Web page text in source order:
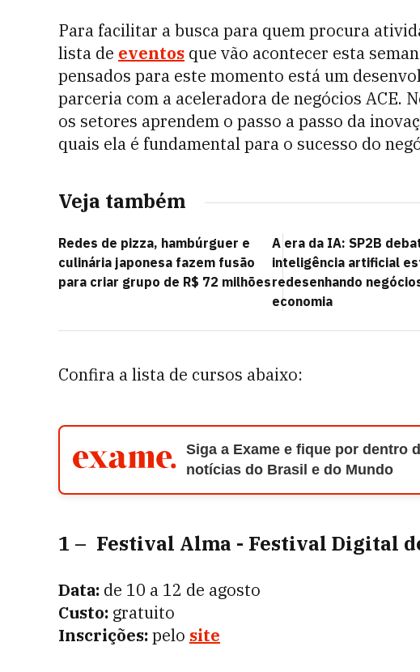
Para facilitar a busca para quem procura
lista de eventos que vão acontecer esta
pensados para este momento está um
parceria com a aceleradora de negócios ACE.
os setores aprendem o passo a passo da
quais ela é fundamental para o sucesso do
Veja também
Redes de pizza, hambúrguer e
culinária japonesa fazem fusão
para criar grupo de R$ 72 milhões
A era da IA: SP2B
inteligência artificial
redesenhando
economia
Confira a lista de cursos abaixo:
Siga a Exame e fique por dentro
notícias do Brasil e do Mundo
1 – Festival Alma - Festival Digital
Data: de 10 a 12 de agosto
Custo: gratuito
Inscrições:pelo site